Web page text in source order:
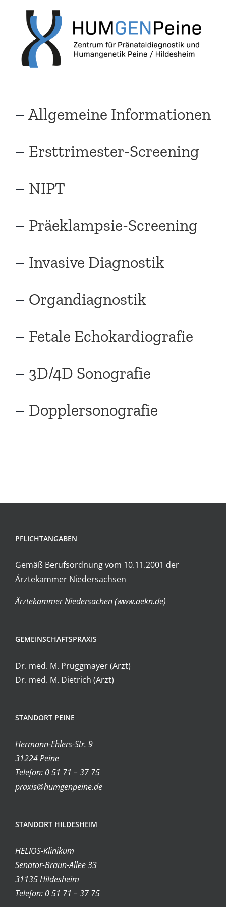
springen
– Allgemeine Informationen
– Ersttrimester-Screening
– NIPT
– Präeklampsie-Screening
– Invasive Diagnostik
– Organdiagnostik
– Fetale Echokardiografie
– 3D/4D Sonografie
– Dopplersonografie
PFLICHTANGABEN
Gemäß Berufsordnung vom 10.11.2001 der
Ärztekammer Niedersachsen
Ärztekammer Niedersachen (www.aekn.de)
GEMEINSCHAFTSPRAXIS
Dr. med. M. Pruggmayer (Arzt)
Dr. med. M. Dietrich (Arzt)
STANDORT PEINE
Hermann-Ehlers-Str. 9
31224 Peine
Telefon: 0 51 71 – 37 75
praxis@humgenpeine.de
STANDORT HILDESHEIM
HELIOS-Klinikum
Senator-Braun-Allee 33
31135 Hildesheim
Telefon: 0 51 71 – 37 75